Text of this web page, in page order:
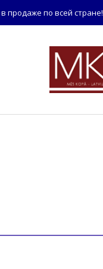
продаже по всей стране!